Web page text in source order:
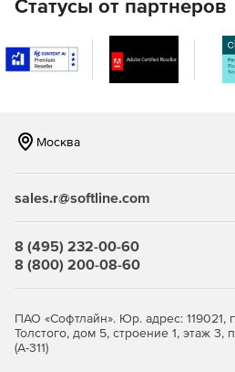
Статусы от партнеров
Москва
sales.r@softline.com
8 (495) 232-00-60
8 (800) 200-08-60
ПАО «Софтлайн». Юр. адрес: 119021,
Толстого, дом 5, строение 1, этаж
(А-311)